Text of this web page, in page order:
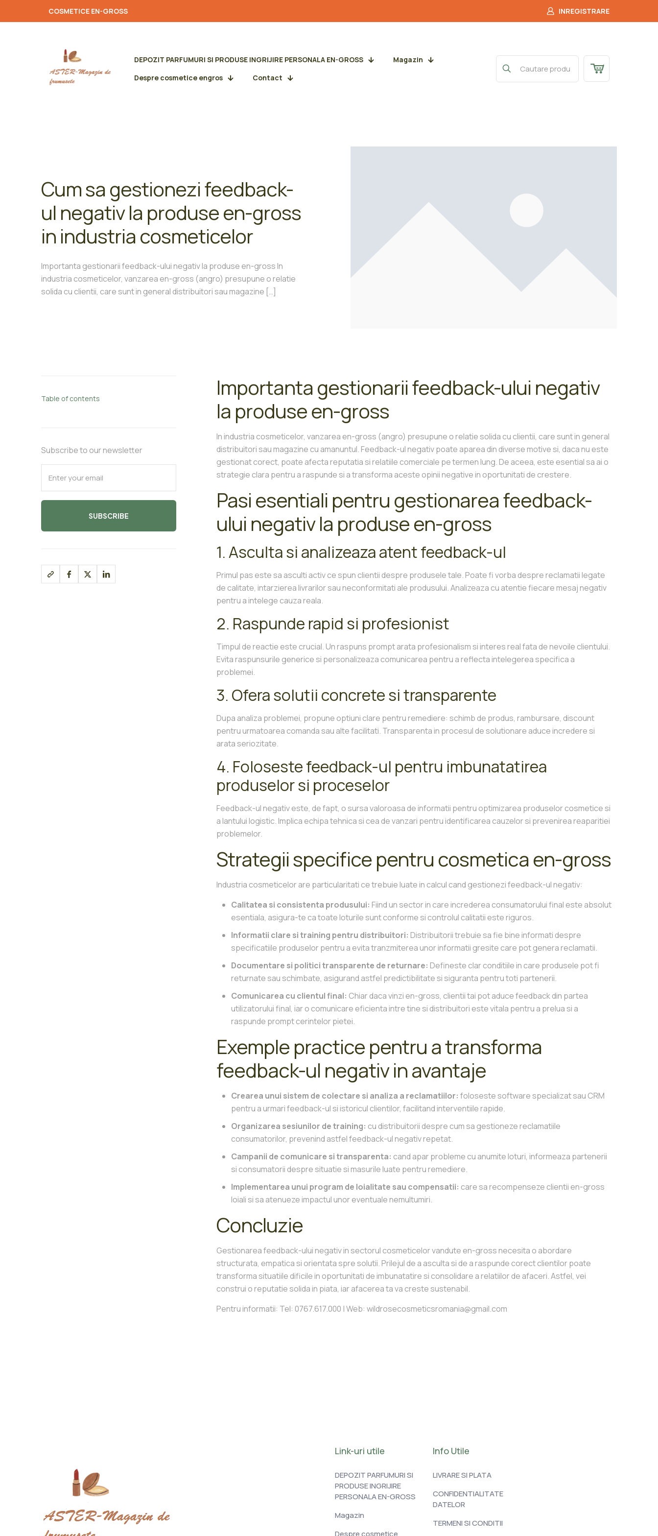
COSMETICE EN-GROSS INREGISTRARE
DEPOZIT PARFUMURI SI PRODUSE INGRIJIRE PERSONALA EN-GROSS
Magazin
Despre cosmetice engros
Contact
Cum sa gestionezi feedback-
ul negativ la produse en-gross
in industria cosmeticelor
Importanta gestionarii feedback-ului negativ la produse en-gross In
industria cosmeticelor, vanzarea en-gross (angro) presupune o relatie
solida cu clientii, care sunt in general distribuitori sau magazine […]
Table of contents
Subscribe to our newsletter
Importanta gestionarii feedback-ului negativ
la produse en-gross
In industria cosmeticelor, vanzarea en-gross (angro) presupune o relatie solida cu clientii, care sunt in general
distribuitori sau magazine cu amanuntul. Feedback-ul negativ poate aparea din diverse motive si, daca nu este
gestionat corect, poate afecta reputatia si relatiile comerciale pe termen lung. De aceea, este esential sa ai o
strategie clara pentru a raspunde si a transforma aceste opinii negative in oportunitati de crestere.
Pasi esentiali pentru gestionarea feedback-
ului negativ la produse en-gross
1. Asculta si analizeaza atent feedback-ul
Primul pas este sa asculti activ ce spun clientii despre produsele tale. Poate fi vorba despre reclamatii legate
de calitate, intarzierea livrarilor sau neconformitati ale produsului. Analizeaza cu atentie fiecare mesaj negativ
pentru a intelege cauza reala.
2. Raspunde rapid si profesionist
Timpul de reactie este crucial. Un raspuns prompt arata profesionalism si interes real fata de nevoile clientului.
Evita raspunsurile generice si personalizeaza comunicarea pentru a reflecta intelegerea specifica a
problemei.
3. Ofera solutii concrete si transparente
Dupa analiza problemei, propune optiuni clare pentru remediere: schimb de produs, rambursare, discount
pentru urmatoarea comanda sau alte facilitati. Transparenta in procesul de solutionare aduce incredere si
arata seriozitate.
4. Foloseste feedback-ul pentru imbunatatirea
produselor si proceselor
Feedback-ul negativ este, de fapt, o sursa valoroasa de informatii pentru optimizarea produselor cosmetice si
a lantului logistic. Implica echipa tehnica si cea de vanzari pentru identificarea cauzelor si prevenirea reaparitiei
problemelor.
Strategii specifice pentru cosmetica en-gross
Industria cosmeticelor are particularitati ce trebuie luate in calcul cand gestionezi feedback-ul negativ:
Calitatea si consistenta produsului: Fiind un sector in care increderea consumatorului final este absolut
esentiala, asigura-te ca toate loturile sunt conforme si controlul calitatii este riguros.
Informatii clare si training pentru distribuitori: Distribuitorii trebuie sa fie bine informati despre
specificatiile produselor pentru a evita tranzmiterea unor informatii gresite care pot genera reclamatii.
Documentare si politici transparente de returnare: Defineste clar conditiile in care produsele pot fi
returnate sau schimbate, asigurand astfel predictibilitate si siguranta pentru toti partenerii.
Comunicarea cu clientul final: Chiar daca vinzi en-gross, clientii tai pot aduce feedback din partea
utilizatorului final, iar o comunicare eficienta intre tine si distribuitori este vitala pentru a prelua si a
raspunde prompt cerintelor pietei.
Exemple practice pentru a transforma
feedback-ul negativ in avantaje
Crearea unui sistem de colectare si analiza a reclamatiilor: foloseste software specializat sau CRM
pentru a urmari feedback-ul si istoricul clientilor, facilitand interventiile rapide.
Organizarea sesiunilor de training: cu distribuitorii despre cum sa gestioneze reclamatiile
consumatorilor, prevenind astfel feedback-ul negativ repetat.
Campanii de comunicare si transparenta: cand apar probleme cu anumite loturi, informeaza partenerii
si consumatorii despre situatie si masurile luate pentru remediere.
Implementarea unui program de loialitate sau compensatii: care sa recompenseze clientii en-gross
loiali si sa atenueze impactul unor eventuale nemultumiri.
Concluzie
Gestionarea feedback-ului negativ in sectorul cosmeticelor vandute en-gross necesita o abordare
structurata, empatica si orientata spre solutii. Prilejul de a asculta si de a raspunde corect clientilor poate
transforma situatiile dificile in oportunitati de imbunatatire si consolidare a relatiilor de afaceri. Astfel, vei
construi o reputatie solida in piata, iar afacerea ta va creste sustenabil.
Pentru informatii: Tel: 0767.617.000 | Web: wildrosecosmeticsromania@gmail.com
Link-uri utile
DEPOZIT PARFUMURI SI
PRODUSE INGRIJIRE
PERSONALA EN-GROSS
Magazin
Info Utile
LIVRARE SI PLATA
CONFIDENTIALITATE
DATELOR
TERMENI SI CONDITII